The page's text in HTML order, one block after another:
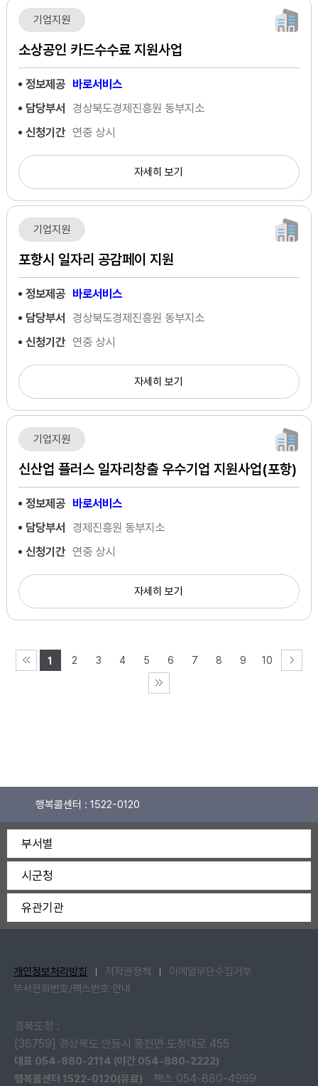
기업지원
소상공인 카드수수료 지원사업
정보제공 바로서비스
담당부서
경상북도경제진흥원 동부지소
신청기간 연중 상시
자세히 보기
기업지원
포항시 일자리 공감페이 지원
정보제공 바로서비스
담당부서
경상북도경제진흥원 동부지소
신청기간 연중 상시
자세히 보기
기업지원
신산업 플러스 일자리창출 우수기업 지원사업(포항)
정보제공 바로서비스
담당부서
경제진흥원 동부지소
신청기간 연중 상시
자세히 보기
1 2 3 4 5 6 7 8 9 10
행복콜센터 : 1522-0120
부서별
시군청
유관기관
개인정보처리방침 저작권정책
이메일무단수집거부
부서전화번호/팩스번호 안내
경북도청 :
[36759] 경상북도 안동시 풍천면 도청대로 455
대표 054-880-2114 (야간 054-880-2222)
행복콜센터 1522-0120(유료)
팩스 054-880-4999